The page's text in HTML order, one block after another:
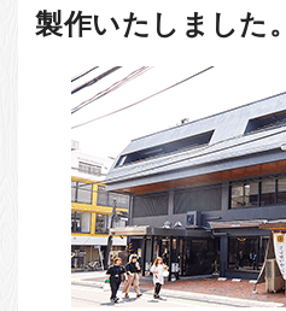
お知らせ
English
製作いたしました。